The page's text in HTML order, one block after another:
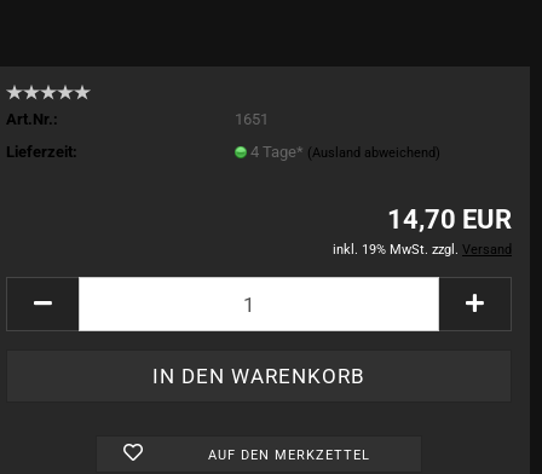
Art.Nr.:
1651
Lieferzeit:
4 Tage* (Ausland abweichend)
14,70 EUR
inkl. 19% MwSt. zzgl. Versand
AUF DEN MERKZETTEL